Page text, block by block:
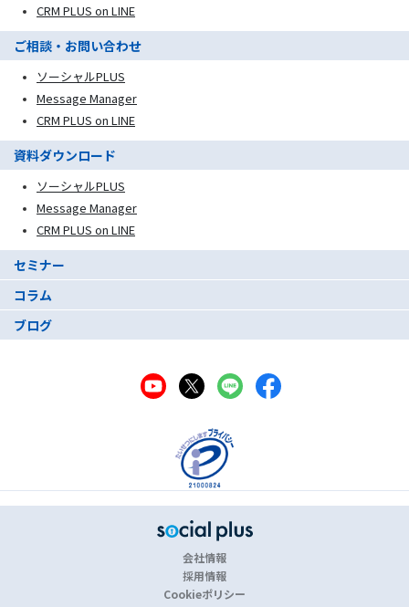
CRM PLUS on LINE
ご相談・お問い合わせ
ソーシャルPLUS
Message Manager
CRM PLUS on LINE
資料ダウンロード
ソーシャルPLUS
Message Manager
CRM PLUS on LINE
セミナー
コラム
ブログ
会社情報
採用情報
Cookieポリシー